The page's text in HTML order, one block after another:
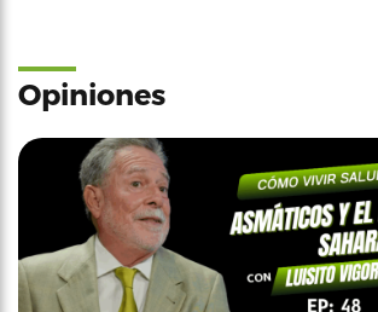
Opiniones